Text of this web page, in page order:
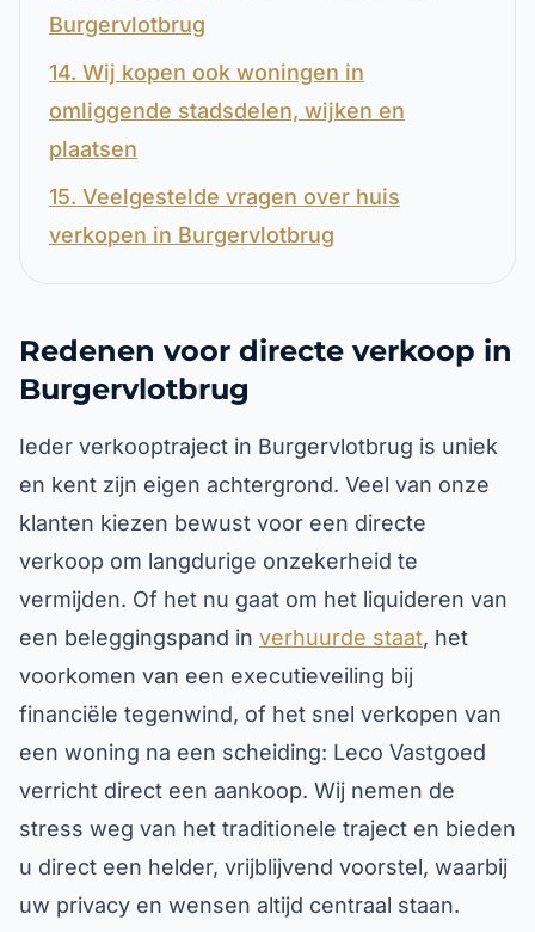
Burgervlotbrug
14. Wij kopen ook woningen in
omliggende stadsdelen, wijken en
plaatsen
15. Veelgestelde vragen over huis
verkopen in Burgervlotbrug
Redenen voor directe verkoop in
Burgervlotbrug
Ieder verkooptraject in Burgervlotbrug is uniek
en kent zijn eigen achtergrond. Veel van onze
klanten kiezen bewust voor een directe
verkoop om langdurige onzekerheid te
vermijden. Of het nu gaat om het liquideren van
een beleggingspand in verhuurde staat, het
voorkomen van een executieveiling bij
financiële tegenwind, of het snel verkopen van
een woning na een scheiding: Leco Vastgoed
verricht direct een aankoop. Wij nemen de
stress weg van het traditionele traject en bieden
u direct een helder, vrijblijvend voorstel, waarbij
uw privacy en wensen altijd centraal staan.